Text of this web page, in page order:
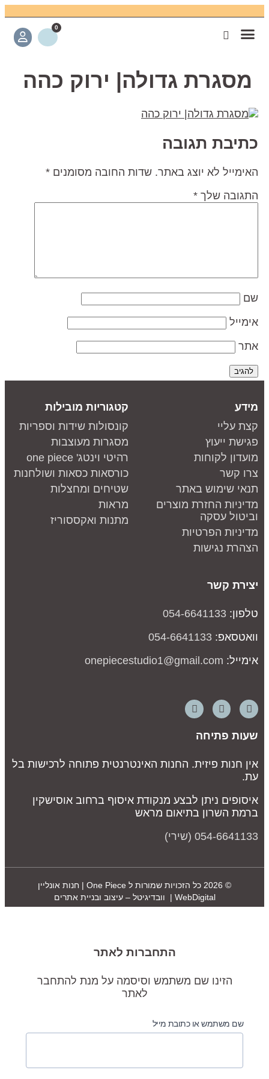
מסגרת גדולה| ירוק כהה
תגובה
לא יוצג באתר. שדות החובה מסומנים*
שלך*
עליי
ייעוץ
לקוחות
קשר
שימוש באתר
החזרת מוצרים
עסקה
הפרטיות
נגישות
קטגוריות מובילות
קונסולות שידות וספריות
מסגרות מעוצבות
רהיטי וינטג' one piece
כורסאות כסאות ושולחנות
שטיחים ומחצלות
מראות
מתנות ואקססוריז
קשר
054-6641133
054-6641133
onepiecestudio1@gmail.com
פתיחה
חנות פיזית. החנות האינטרנטית פתוחה לרכישות בל
ניתן לבצע מנקודת איסוף ברחוב אוסישקין
השרון בתיאום מראש
6641133 (שירי)
One Piece | חנות אונליין
WebDigital | וובדיגיטל – עיצוב ובניית אתרים
התחברות לאתר
הזינו שם משתמש וסיסמה על מנת להתחבר
לאתר
שם משתמש או כתובת מייל